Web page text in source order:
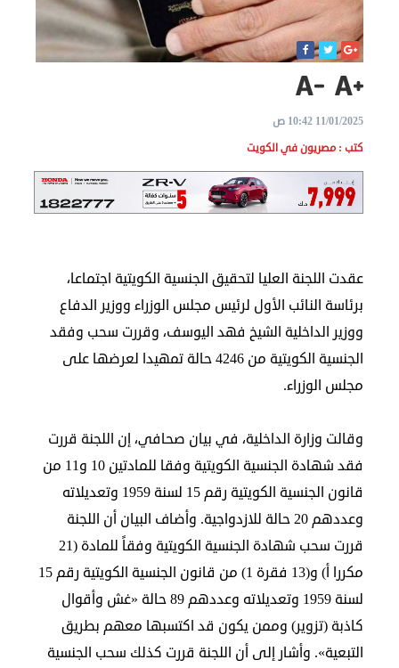
للمصريين
بالخارج
المعاملات
القنصلية
البعثة
الدبلوماسية
الجالية
الصحفيون
المصريون
مصريون
في
الكويت
11/01/2025 10:42 ص
كتب : مصريون في الكويت
عقدت اللجنة العليا لتحقيق الجنسية الكويتية اجتماعا،
برئاسة النائب الأول لرئيس مجلس الوزراء ووزير الدفاع
ووزير الداخلية الشيخ فهد اليوسف، وقررت سحب وفقد
الجنسية الكويتية من 4246 حالة تمهيدا لعرضها على
مجلس الوزراء.
وقالت وزارة الداخلية، في بيان صحافي، إن اللجنة قررت
فقد شهادة الجنسية الكويتية وفقا للمادتين 10 و11 من
قانون الجنسية الكويتية رقم 15 لسنة 1959 وتعديلاته
وعددهم 20 حالة للازدواجية. وأضاف البيان أن اللجنة
قررت سحب شهادة الجنسية الكويتية وفقاً للمادة (21
مكررا أ) و(13 فقرة 1) من قانون الجنسية الكويتية رقم 15
لسنة 1959 وتعديلاته وعددهم 89 حالة «غش وأقوال
كاذبة (تزوير) وممن يكون قد اكتسبها معهم بطريق
التبعية». وأشار إلى أن اللجنة قررت كذلك سحب الجنسية